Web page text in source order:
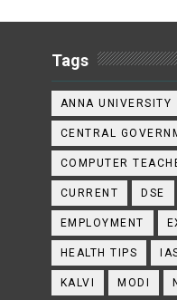
Tags
ANNA UNIVERSITY
CENTRAL
COMPUTER
CURRENT DSE
EMPLOYMENT
HEALTH TIPS
KALVI MODI